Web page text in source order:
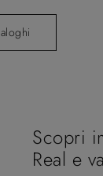
Scopri
Real e